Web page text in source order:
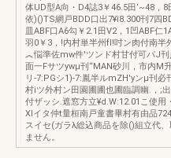
体UD型A向・D4誌3￥46.5田‘~48，
依)()TS網戸BDD口出7¥i8.300刊7四
皿ABF口A6勾￥2.1田V2，1凹ABF仁
羽0￥3，!内村単半州fI!吋ン肉付南半
︽悩準佐mw件'ツンド村甘付可パJ
面一Fサツywμ刊“MAN砂川，市内M
リ-7:PGシ1)-7:胤半ルmZH'yンμ刊必
村iツ外村ン田園圃圃也圃臨調幽.，;
付ザッシ.遮窓方立¥d.W:12.01こ使用
XIイタ仲t量桓南戸童書畢村有由品
スイセ(ガラλ総込商品を除()組立代
ません。